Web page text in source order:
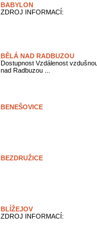
BABYLON
ZDROJ INFORMACÍ:
BĚLÁ NAD RADBUZOU
Dostupnost Vzdálenost
nad Radbuzou ...
BENEŠOVICE
BEZDRUŽICE
BLÍŽEJOV
ZDROJ INFORMACÍ: